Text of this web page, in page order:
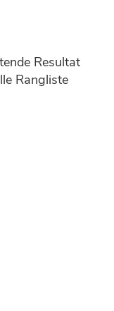
Resultat
Rangliste